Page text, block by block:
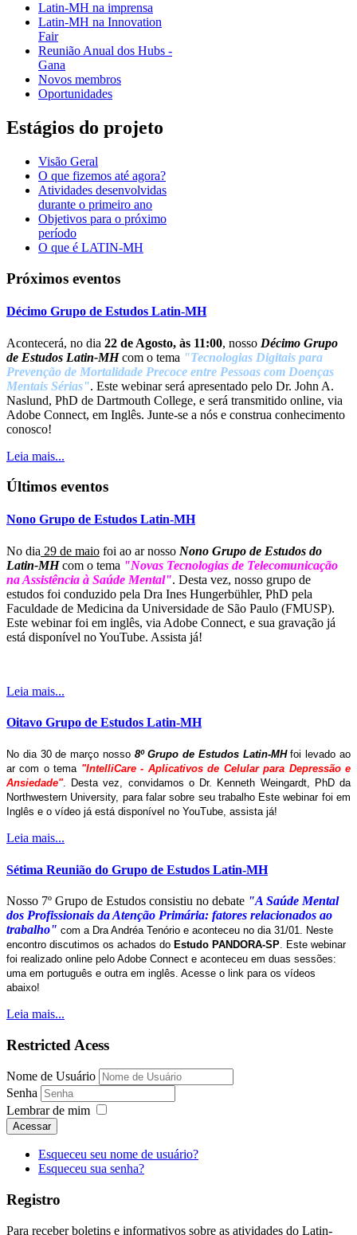
Latin-MH na imprensa
Latin-MH na Innovation
Fair
Reunião Anual dos Hubs -
Gana
Novos membros
Oportunidades
Estágios do projeto
Visão Geral
O que fizemos até agora?
Atividades desenvolvidas
durante o primeiro ano
Objetivos para o próximo
período
O que é LATIN-MH
Próximos eventos
Décimo Grupo de Estudos Latin-MH
Acontecerá, no dia 22 de Agosto, às 11:00, nosso Décimo Grupo
de Estudos Latin-MHcom o tema "Tecnologias Digitais para
Prevenção de Mortalidade Precoce entre Pessoas com Doenças
Mentais Sérias". Este webinar será apresentado pelo Dr. John A.
Naslund, PhD de Dartmouth College, e será transmitido online, via
Adobe Connect, em Inglês. Junte-se a nós e construa conhecimento
conosco!
Leia mais...
Últimos eventos
Nono Grupo de Estudos Latin-MH
No dia 29 de maio foi ao ar nosso Nono Grupo de Estudos do
Latin-MHcom o tema "Novas Tecnologias de Telecomunicação
na Assistência à Saúde Mental". Desta vez, nosso grupo de
estudos foi conduzido pela Dra Ines Hungerbühler, PhD pela
Faculdade de Medicina da Universidade de São Paulo (FMUSP).
Este webinar foi em inglês, via Adobe Connect, e sua gravação já
está disponível no YouTube. Assista já!
Leia mais...
Oitavo Grupo de Estudos Latin-MH
No dia 30 de março nosso 8º Grupo de Estudos Latin-MHfoi levado ao
ar com o tema "IntelliCare - Aplicativos de Celular para Depressão e
Ansiedade". Desta vez, convidamos o Dr. Kenneth Weingardt, PhD da
Northwestern University, para falar sobre seu trabalho Este webinar foi em
Inglês e o vídeo já está disponível no YouTube, assista já!
Leia mais...
Sétima Reunião do Grupo de Estudos Latin-MH
Nosso 7º Grupo de Estudos consistiu no debate "A Saúde Mental
dos Profissionais da Atenção Primária: fatores relacionados ao
trabalho" com a Dra Andréa Tenório e aconteceu no dia 31/01. Neste
encontro discutimos os achados do Estudo PANDORA-SP . Este webinar
foi realizado online pelo Adobe Connect e aconteceu em duas sessões:
uma em português e outra em inglês. Acesse o link para os vídeos
abaixo!
Leia mais...
Restricted Acess
Nome de Usuário
Senha
Lembrar de mim
Acessar
Esqueceu seu nome de usuário?
Esqueceu sua senha?
Registro
Para receber boletins e informativos sobre as atividades do Latin-